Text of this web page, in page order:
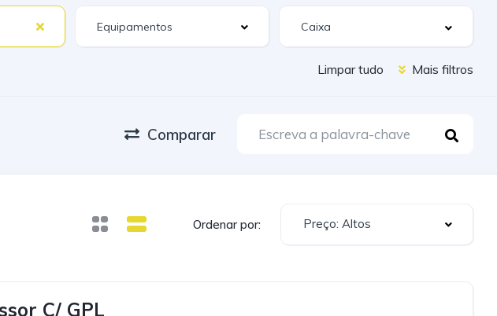
Equipamentos
Limpar tudo Mais filtros
Comparar
Ordenar por: Preço: Altos
C/ GPL